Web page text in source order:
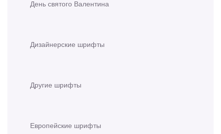
День святого Валентина
Дизайнерские шрифты
Другие шрифты
Европейские шрифты